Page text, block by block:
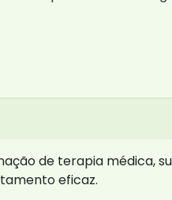
de terapia médica,
eficaz.